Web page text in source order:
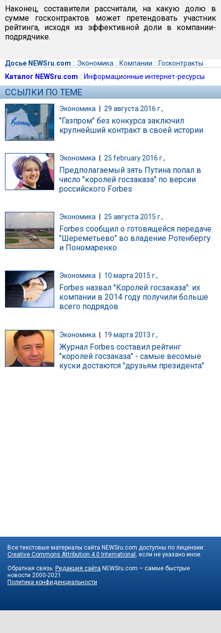
Наконец, составители рассчитали, на какую долю в
сумме госконтрактов может претендовать участник
рейтинга, исходя из эффективной доли в компании-
подрядчике.
Досье NEWSru.com :: Экономика :: Компании :: Госконтракты
Каталог NEWSru.com :: Информационные интернет-ресурсы
ССЫЛКИ ПО ТЕМЕ
Экономика | 29 августа 2016 г.,
"Газпром" без конкурса заключил
крупнейший контракт в своей истории
Экономика 25 february 2016 г.,
Предполагаемый зять Путина попал в
число "королей госзаказа" по версии
российского Forbes
Экономика 25 августа 2015 г.,
Forbes сообщил о готовящейся передаче
"Шереметьево" во владение Ротенбергу
и Пономаренко
Экономика 10 марта 2015 г.,
Forbes назвал "Королей госзаказа": их
компании в 2014 году получили больше
всего подрядов
Экономика | 19 марта 2013 г.,
Журнал Forbes составил рейтинг
"королей госзаказа" - самые весомые
куски достаются "друзьям президента"
Все текстовые материалы сайта NEWSru.com доступны по лицензии:
Creative Commons Attribution 4.0 International , если не указано иное.
Обратная связь: Редакция сайта NEWSru.com – самые быстрые
новости 2000-2021
Политика конфиденциальности